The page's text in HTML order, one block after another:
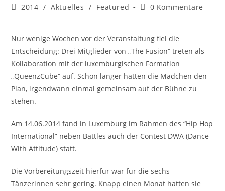
2014 / Aktuelles / Featured 0 Kommentare
Nur wenige Wochen vor der Veranstaltung fiel die
Entscheidung: Drei Mitglieder von „The Fusion“ treten als
Kollaboration mit der luxemburgischen Formation
„QueenzCube“ auf. Schon länger hatten die Mädchen den
Plan, irgendwann einmal gemeinsam auf der Bühne zu
stehen.
Am 14.06.2014 fand in Luxemburg im Rahmen des “Hip Hop
International” neben Battles auch der Contest DWA (Dance
With Attitude) statt.
Die Vorbereitungszeit hierfür war für die sechs
Tänzerinnen sehr gering. Knapp einen Monat hatten sie